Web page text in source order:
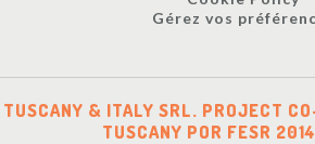
Gérez vos
TUSCANY & ITALY SRL. PROJECT
TUSCANY POR FESR